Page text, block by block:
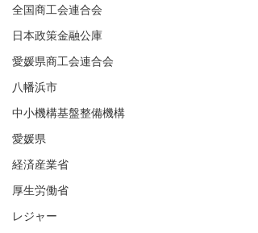
全国商工会連合会
日本政策金融公庫
愛媛県商工会連合会
八幡浜市
中小機構基盤整備機構
愛媛県
経済産業省
厚生労働省
レジャー